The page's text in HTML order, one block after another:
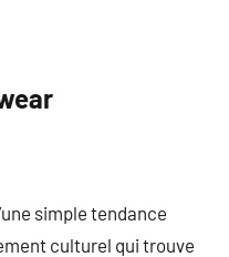
simple tendance
culturel qui trouve